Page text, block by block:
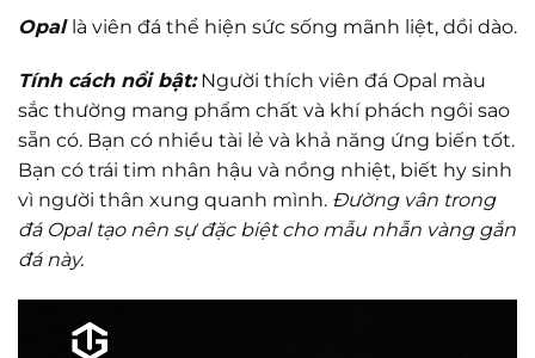
Opal là viên đá thể hiện sức sống mãnh liệt, dồi dào.
Tính cách nổi bật:Người thích viên đá Opal màu
sắc thường mang phẩm chất và khí phách ngôi sao
sẵn có. Bạn có nhiều tài lẻ và khả năng ứng biến tốt.
Bạn có trái tim nhân hậu và nồng nhiệt, biết hy sinh
vì người thân xung quanh mình. Đường vân trong
đá Opal tạo nên sự đặc biệt cho mẫu nhẫn vàng gắn
đá này.